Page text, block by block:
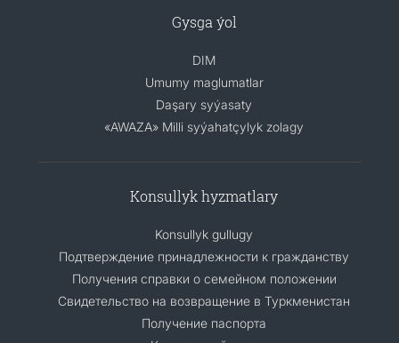
Gysga ýol
DIM
Umumy maglumatlar
Daşary syýasaty
«AWAZA» Milli syýahatçylyk zolagy
Konsullyk hyzmatlary
Konsullyk gullugy
Подтверждение принадлежности к гражданству
Получения справки о семейном положении
Свидетельство на возвращение в Туркменистан
Получение паспорта